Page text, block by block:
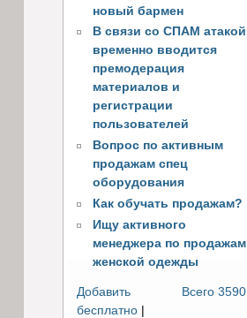
новый бармен
В связи со СПАМ атакой
временно вводится
премодерация
материалов и
регистрации
пользователей
Вопрос по активным
продажам спец
оборудования
Как обучать продажам?
Ищу активного
менеджера по продажам
женской одежды
Всего 3590
Добавить
бесплатно|